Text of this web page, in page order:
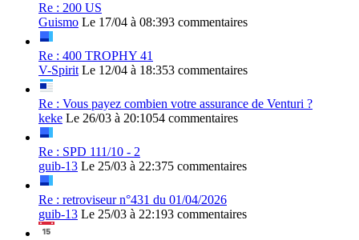
Re : 200 US
Guismo Le 17/04 à 08:393 commentaires
Re : 400 TROPHY 41
V-Spirit Le 12/04 à 18:353 commentaires
Re : Vous payez combien votre assurance de Venturi ?
keke Le 26/03 à 20:1054 commentaires
Re : SPD 111/10 - 2
guib-13 Le 25/03 à 22:375 commentaires
Re : retroviseur n°431 du 01/04/2026
guib-13 Le 25/03 à 22:193 commentaires